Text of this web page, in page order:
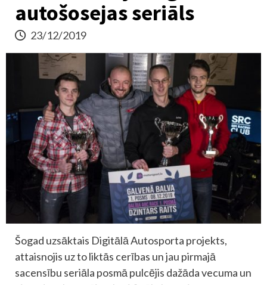
autošosejas seriāls
23/12/2019
Šogad uzsāktais Digitālā Autosporta projekts,
attaisnojis uz to liktās cerības un jau pirmajā
sacensību seriāla posmā pulcējis dažāda vecuma un